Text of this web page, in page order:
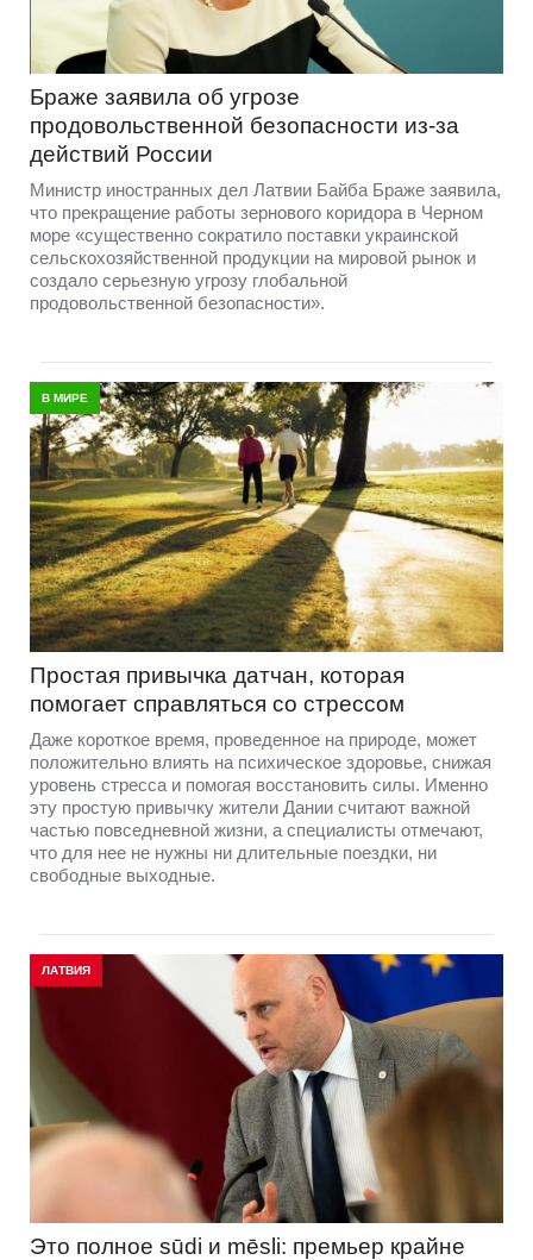
Браже заявила об угрозе
продовольственной безопасности из-за
действий России
Министр иностранных дел Латвии Байба Браже заявила,
что прекращение работы зернового коридора в Черном
море «существенно сократило поставки украинской
сельскохозяйственной продукции на мировой рынок и
создало серьезную угрозу глобальной
продовольственной безопасности».
В МИРЕ
Простая привычка датчан, которая
помогает справляться со стрессом
Даже короткое время, проведенное на природе, может
положительно влиять на психическое здоровье, снижая
уровень стресса и помогая восстановить силы. Именно
эту простую привычку жители Дании считают важной
частью повседневной жизни, а специалисты отмечают,
что для нее не нужны ни длительные поездки, ни
свободные выходные.
ЛАТВИЯ
Это полное sūdi и mēsli: премьер крайне